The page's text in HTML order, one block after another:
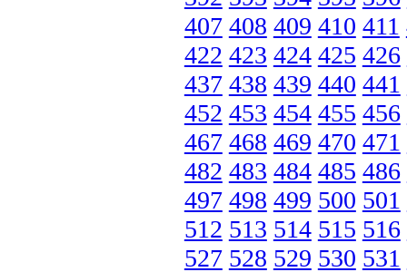
407 408 409 410 411
422 423 424 425 426
437 438 439 440 441
452 453 454 455 456
467 468 469 470 471
482 483 484 485 486
497 498 499 500 501
512 513 514 515 516
527 528 529 530 531